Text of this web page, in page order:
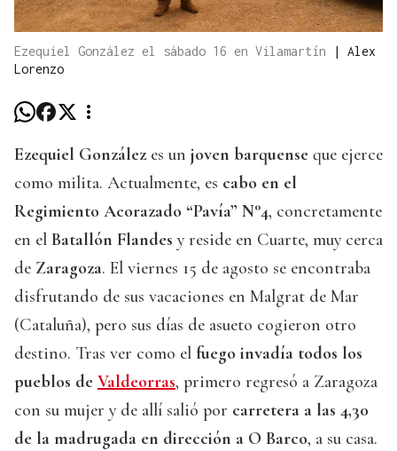
Ezequiel González el sábado 16 en Vilamartín | Alex
Lorenzo
Ezequiel González es un joven barquense que ejerce
como milita. Actualmente, es cabo en el
Regimiento Acorazado “Pavía” N°4, concretamente
en el Batallón Flandes y reside en Cuarte, muy cerca
de Zaragoza. El viernes 15 de agosto se encontraba
disfrutando de sus vacaciones en Malgrat de Mar
(Cataluña), pero sus días de asueto cogieron otro
destino. Tras ver como el fuego invadía todos los
pueblos de Valdeorras, primero regresó a Zaragoza
con su mujer y de allí salió por carretera a las 4,30
de la madrugada en dirección a O Barco, a su casa.